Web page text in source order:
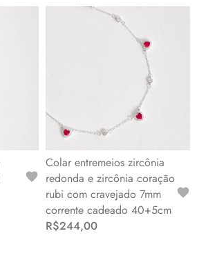
Colar entremeios zircônia
redonda e zircônia coração
rubi com cravejado 7mm
corrente cadeado 40+5cm
R$244,00